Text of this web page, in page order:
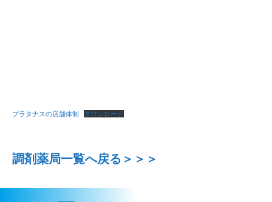
プラタナスの店舗体制 ダウンロード
調剤薬局一覧へ戻る＞＞＞